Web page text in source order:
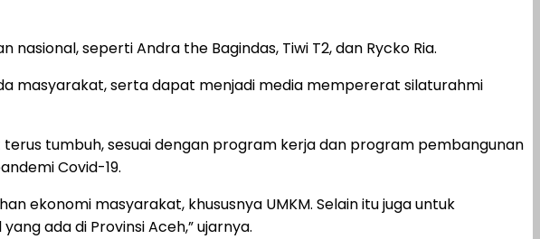
seperti Andra the Bagindas, Tiwi T2, dan Rycko Ria.
masyarakat, serta dapat menjadi media mempererat silaturahmi
tumbuh, sesuai dengan program kerja dan program pembangunan
Covid-19.
ekonomi masyarakat, khususnya UMKM. Selain itu juga untuk
ada di Provinsi Aceh,” ujarnya.